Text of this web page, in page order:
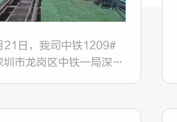
21日，我司中铁1209#
市龙岗区中铁一局深大